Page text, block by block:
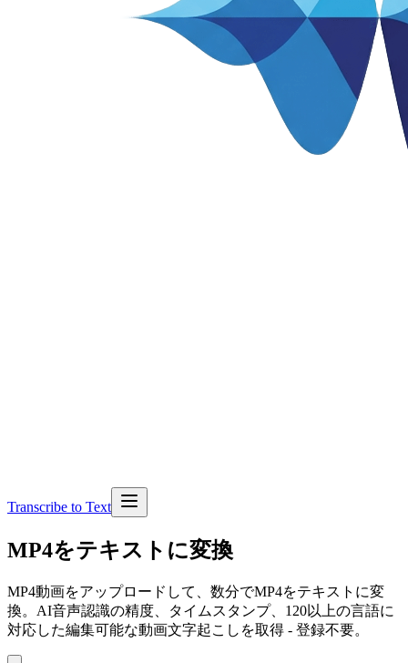
Transcribe to Text
MP4をテキストに変換
MP4動画をアップロードして、数分でMP4をテキストに変
換。AI音声認識の精度、タイムスタンプ、120以上の言語に
対応した編集可能な動画文字起こしを取得 - 登録不要。